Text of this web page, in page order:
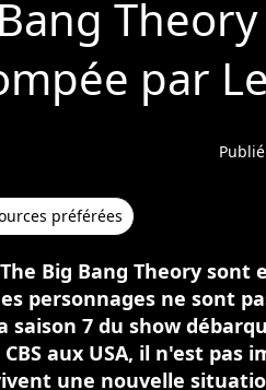
par
préférées
Big Bang Theory sont
personnages ne sont
saison 7 du show
aux USA, il n'est pas
une nouvelle